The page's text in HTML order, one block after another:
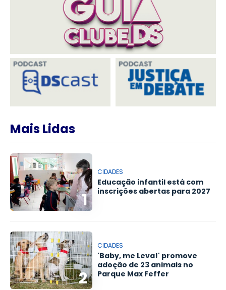
Mais Lidas
1
CIDADES
Educação infantil está com
inscrições abertas para 2027
2
CIDADES
'Baby, me Leva!' promove
adoção de 23 animais no
Parque Max Feffer